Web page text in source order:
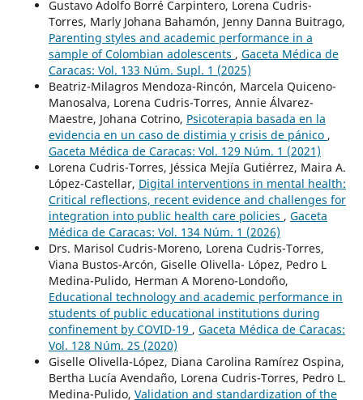
Gustavo Adolfo Borré Carpintero, Lorena Cudris-
Torres, Marly Johana Bahamón, Jenny Danna Buitrago,
Parenting styles and academic performance in a
sample of Colombian adolescents , Gaceta Médica de
Caracas: Vol. 133 Núm. Supl. 1 (2025)
Beatriz-Milagros Mendoza-Rincón, Marcela Quiceno-
Manosalva, Lorena Cudris-Torres, Annie Álvarez-
Maestre, Johana Cotrino, Psicoterapia basada en la
evidencia en un caso de distimia y crisis de pánico ,
Gaceta Médica de Caracas: Vol. 129 Núm. 1 (2021)
Lorena Cudris-Torres, Jéssica Mejía Gutiérrez, Maira A.
López-Castellar, Digital interventions in mental health:
Critical reflections, recent evidence and challenges for
integration into public health care policies , Gaceta
Médica de Caracas: Vol. 134 Núm. 1 (2026)
Drs. Marisol Cudris-Moreno, Lorena Cudris-Torres,
Viana Bustos-Arcón, Giselle Olivella- López, Pedro L
Medina-Pulido, Herman A Moreno-Londoño,
Educational technology and academic performance in
students of public educational institutions during
confinement by COVID-19 , Gaceta Médica de Caracas:
Vol. 128 Núm. 2S (2020)
Giselle Olivella-López, Diana Carolina Ramírez Ospina,
Bertha Lucía Avendaño, Lorena Cudris-Torres, Pedro L.
Medina-Pulido, Validation and standardization of the